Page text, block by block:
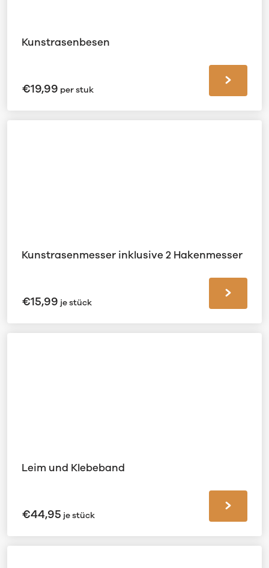
Kunstrasenbesen
€19,99 per stuk
Kunstrasenmesser inklusive 2 Hakenmesser
€15,99 je stück
Leim und Klebeband
€44,95 je stück